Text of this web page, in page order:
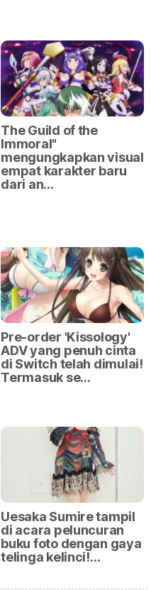
The Guild of the
Immoral"
mengungkapkan visual
empat karakter baru
dari an…
Pre-order 'Kissology'
ADV yang penuh cinta
di Switch telah dimulai!
Termasuk se…
Uesaka Sumire tampil
di acara peluncuran
buku foto dengan gaya
telinga kelinci!…